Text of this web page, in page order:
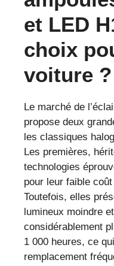
et LED
choix
voiture ?
Le marché de
propose deux
les classiques
Les premières,
technologies
pour leur faible
Toutefois, elles
lumineux moindre
considérablement
1 000 heures, ce
remplacement